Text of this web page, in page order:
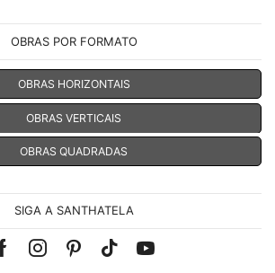
OBRAS POR FORMATO
OBRAS HORIZONTAIS
OBRAS VERTICAIS
OBRAS QUADRADAS
SIGA A SANTHATELA
Facebook
Instagram
Pinterest
Tik-Youtube